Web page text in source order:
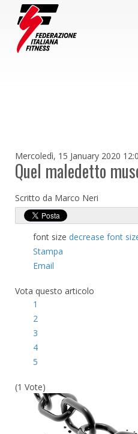
Mercoledì, 15 January 2020
Quel maledetto
Scritto da Marco Neri
font size decrease font
Stampa
Email
Vota questo articolo
1
2
3
4
5
(1 Vote)